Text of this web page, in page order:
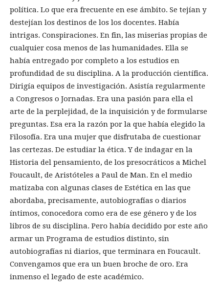
política. Lo que era frecuente en ese ámbito. Se tejían y
destejían los destinos de los los docentes. Había
intrigas. Conspiraciones. En fin, las miserias propias de
cualquier cosa menos de las humanidades. Ella se
había entregado por completo a los estudios en
profundidad de su disciplina. A la producción científica.
Dirigía equipos de investigación. Asistía regularmente
a Congresos o Jornadas. Era una pasión para ella el
arte de la perplejidad, de la inquisición y de formularse
preguntas. Esa era la razón por la que había elegido la
Filosofía. Era una mujer que disfrutaba de cuestionar
las certezas. De estudiar la ética. Y de indagar en la
Historia del pensamiento, de los presocráticos a Michel
Foucault, de Aristóteles a Paul de Man. En el medio
matizaba con algunas clases de Estética en las que
abordaba, precisamente, autobiografías o diarios
íntimos, conocedora como era de ese género y de los
libros de su disciplina. Pero había decidido por este año
armar un Programa de estudios distinto, sin
autobiografías ni diarios, que terminara en Foucault.
Convengamos que era un buen broche de oro. Era
inmenso el legado de este académico.